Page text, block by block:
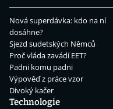
Nová superdávka: kdo na ní
dosáhne?
Sjezd sudetských Němců
Proč vláda zavádí EET?
Padni komu padni
Výpověď z práce vzor
Divoký kačer
Technologie